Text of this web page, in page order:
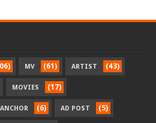
MV (61) ARTIST (43)
MOVIES (17)
ANCHOR (6) AD POST (5)